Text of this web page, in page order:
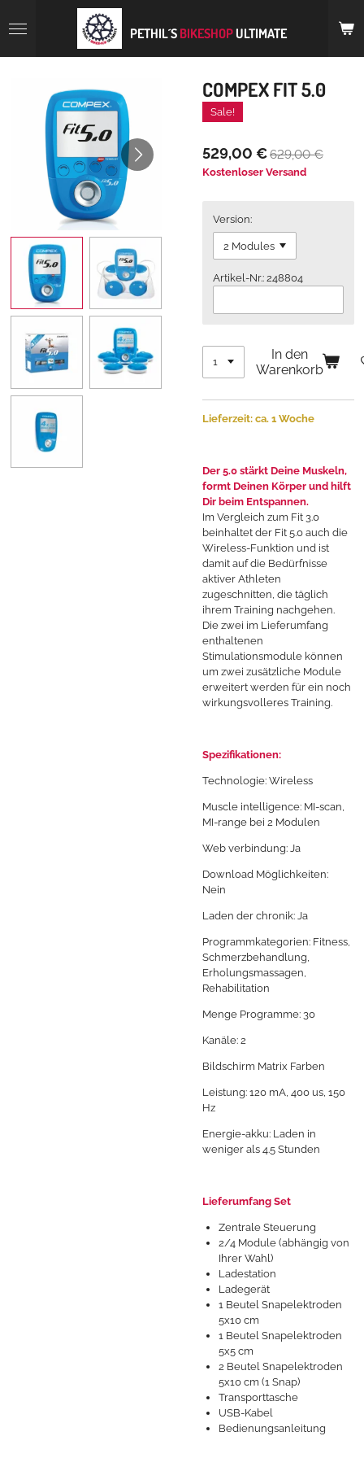
Hauptinhalt
PETHIL´S BIKESHOP ULTIMATE
COMPEX FIT 5.0
Sale!
529,00 €629,00 €
Kostenloser Versand
Version:
Artikel-Nr.: 248804
In den
Warenkorb
Lieferzeit: ca. 1 Woche
Der 5.0 stärkt Deine Muskeln,
formt Deinen Körper und hilft
Dir beim Entspannen.
Im Vergleich zum Fit 3.0
beinhaltet der Fit 5.0 auch die
Wireless-Funktion und ist
damit auf die Bedürfnisse
aktiver Athleten
zugeschnitten, die täglich
ihrem Training nachgehen.
Die zwei im Lieferumfang
enthaltenen
Stimulationsmodule können
um zwei zusätzliche Module
erweitert werden für ein noch
wirkungsvolleres Training.
Spezifikationen:
Technologie: Wireless
Muscle intelligence: MI-scan,
MI-range bei 2 Modulen
Web verbindung: Ja
Download Möglichkeiten:
Nein
Laden der chronik: Ja
Programmkategorien: Fitness,
Schmerzbehandlung,
Erholungsmassagen,
Rehabilitation
Menge Programme: 30
Kanäle: 2
Bildschirm Matrix Farben
Leistung: 120 mA, 400 us, 150
Hz
Energie-akku: Laden in
weniger als 4.5 Stunden
Lieferumfang Set
Zentrale Steuerung
2/4 Module (abhängig von
Ihrer Wahl)
Ladestation
Ladegerät
1 Beutel Snapelektroden
5x10 cm
1 Beutel Snapelektroden
5x5 cm
2 Beutel Snapelektroden
5x10 cm (1 Snap)
Transporttasche
USB-Kabel
Bedienungsanleitung